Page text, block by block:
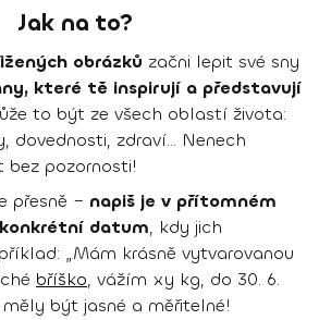
Jak na to?
obrázků začni lepit své sny
které tě inspirují a představují
to být ze všech oblastí života:
dovednosti, zdraví… Nenech
bez pozornosti!
přesně – napiš je v přítomném
datum, kdy jich
„Mám krásně vytvarovanou
bříško, vážím xy kg, do 30. 6.
měly být jasné a měřitelné!